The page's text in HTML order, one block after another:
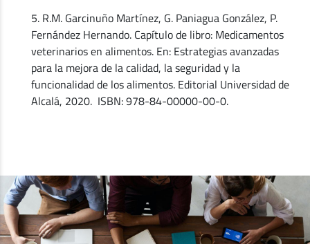
5. R.M. Garcinuño Martínez, G. Paniagua González, P.
Fernández Hernando. Capítulo de libro: Medicamentos
veterinarios en alimentos. En: Estrategias avanzadas
para la mejora de la calidad, la seguridad y la
funcionalidad de los alimentos. Editorial Universidad de
Alcalá, 2020. ISBN: 978-84-00000-00-0.